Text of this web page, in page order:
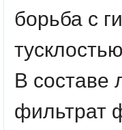
борьба с
В составе
фильтрат